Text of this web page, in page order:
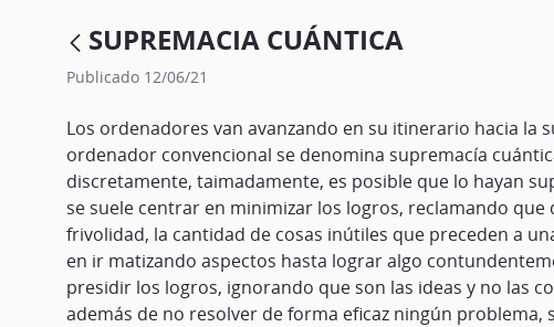
SUPREMACIA CUÁNTICA
Publicado 12/06/21
Los ordenadores van avanzando en su itinerario hacia la
ordenador convencional se denomina supremacía
discretamente, taimadamente, es posible que lo hayan
se suele centrar en minimizar los logros, reclamando
frivolidad, la cantidad de cosas inútiles que preceden a
en ir matizando aspectos hasta lograr algo
presidir los logros, ignorando que son las ideas y no las
además de no resolver de forma eficaz ningún